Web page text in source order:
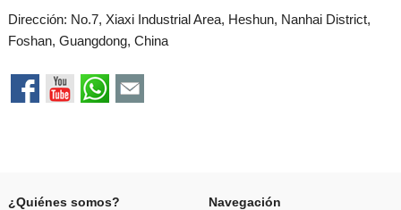
Dirección: No.7, Xiaxi Industrial Area, Heshun, Nanhai District,
Foshan, Guangdong, China
¿Quiénes somos? Navegación